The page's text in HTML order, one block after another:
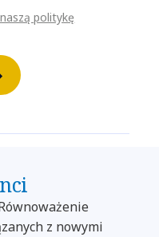
politykę
z nowymi